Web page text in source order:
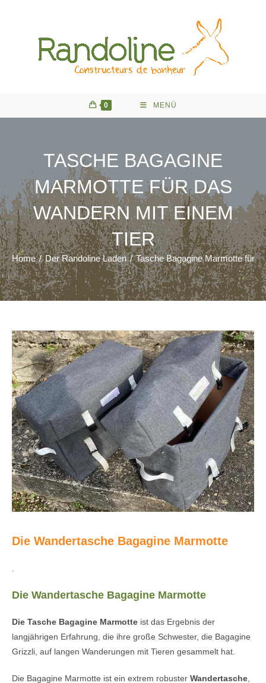
0 MENÜ
TASCHE BAGAGINE
MARMOTTE FÜR DAS
WANDERN MIT EINEM
TIER
Home / Der Randoline Laden / Tasche Bagagine Marmotte für
Die Wandertasche Bagagine Marmotte
Die Wandertasche Bagagine Marmotte
Die Tasche Bagagine Marmotte ist das Ergebnis der
langjährigen Erfahrung, die ihre große Schwester, die Bagagine
Grizzli, auf langen Wanderungen mit Tieren gesammelt hat.
Die Bagagine Marmotte ist ein extrem robuster Wandertasche